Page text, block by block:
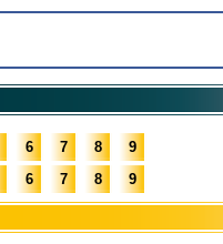
6 7 8 9
6 7 8 9